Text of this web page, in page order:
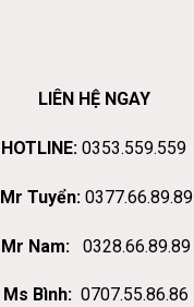
LIÊN HỆ NGAY
HOTLINE: 0353.559.559
Mr Tuyển: 0377.66.89.89
Mr Nam: 0328.66.89.89
Ms Bình: 0707.55.86.86